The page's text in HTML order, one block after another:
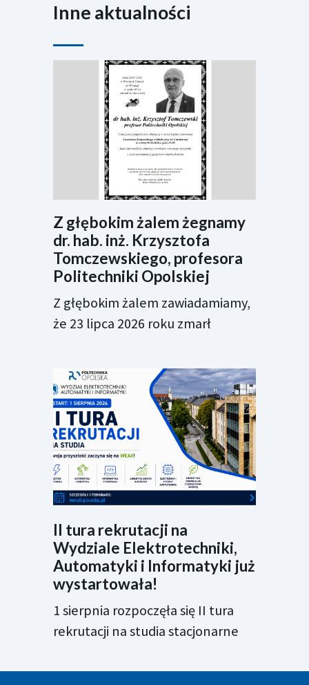
Inne aktualności
Z głębokim żalem żegnamy
dr. hab. inż. Krzysztofa
Tomczewskiego, profesora
Politechniki Opolskiej
Z głębokim żalem zawiadamiamy,
że 23 lipca 2026 roku zmarł
II tura rekrutacji na
Wydziale Elektrotechniki,
Automatyki i Informatyki już
wystartowała!
1 sierpnia rozpoczęła się II tura
rekrutacji na studia stacjonarne